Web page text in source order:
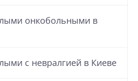
онкобольными в
с невралгией в Киеве